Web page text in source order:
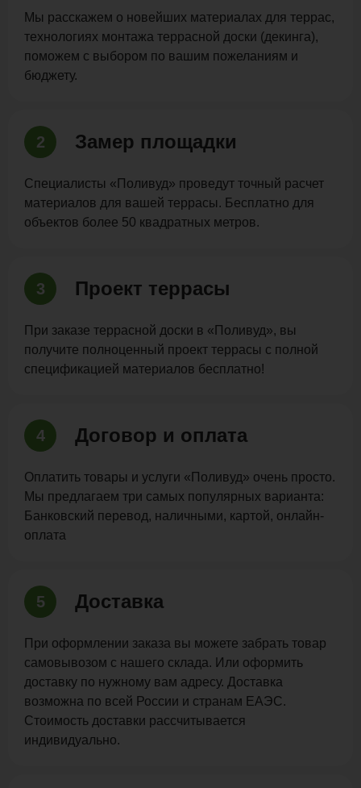
Мы расскажем о новейших материалах для террас,
технологиях монтажа террасной доски (декинга),
поможем с выбором по вашим пожеланиям и
бюджету.
2 Замер площадки
Специалисты «Поливуд» проведут точный расчет
материалов для вашей террасы. Бесплатно для
объектов более 50 квадратных метров.
3 Проект террасы
При заказе террасной доски в «Поливуд», вы
получите полноценный проект террасы с полной
спецификацией материалов бесплатно!
4 Договор и оплата
Оплатить товары и услуги «Поливуд» очень просто.
Мы предлагаем три самых популярных варианта:
Банковский перевод, наличными, картой, онлайн-
оплата
5 Доставка
При оформлении заказа вы можете забрать товар
самовывозом с нашего склада. Или оформить
доставку по нужному вам адресу. Доставка
возможна по всей России и странам ЕАЭС.
Стоимость доставки рассчитывается
индивидуально.